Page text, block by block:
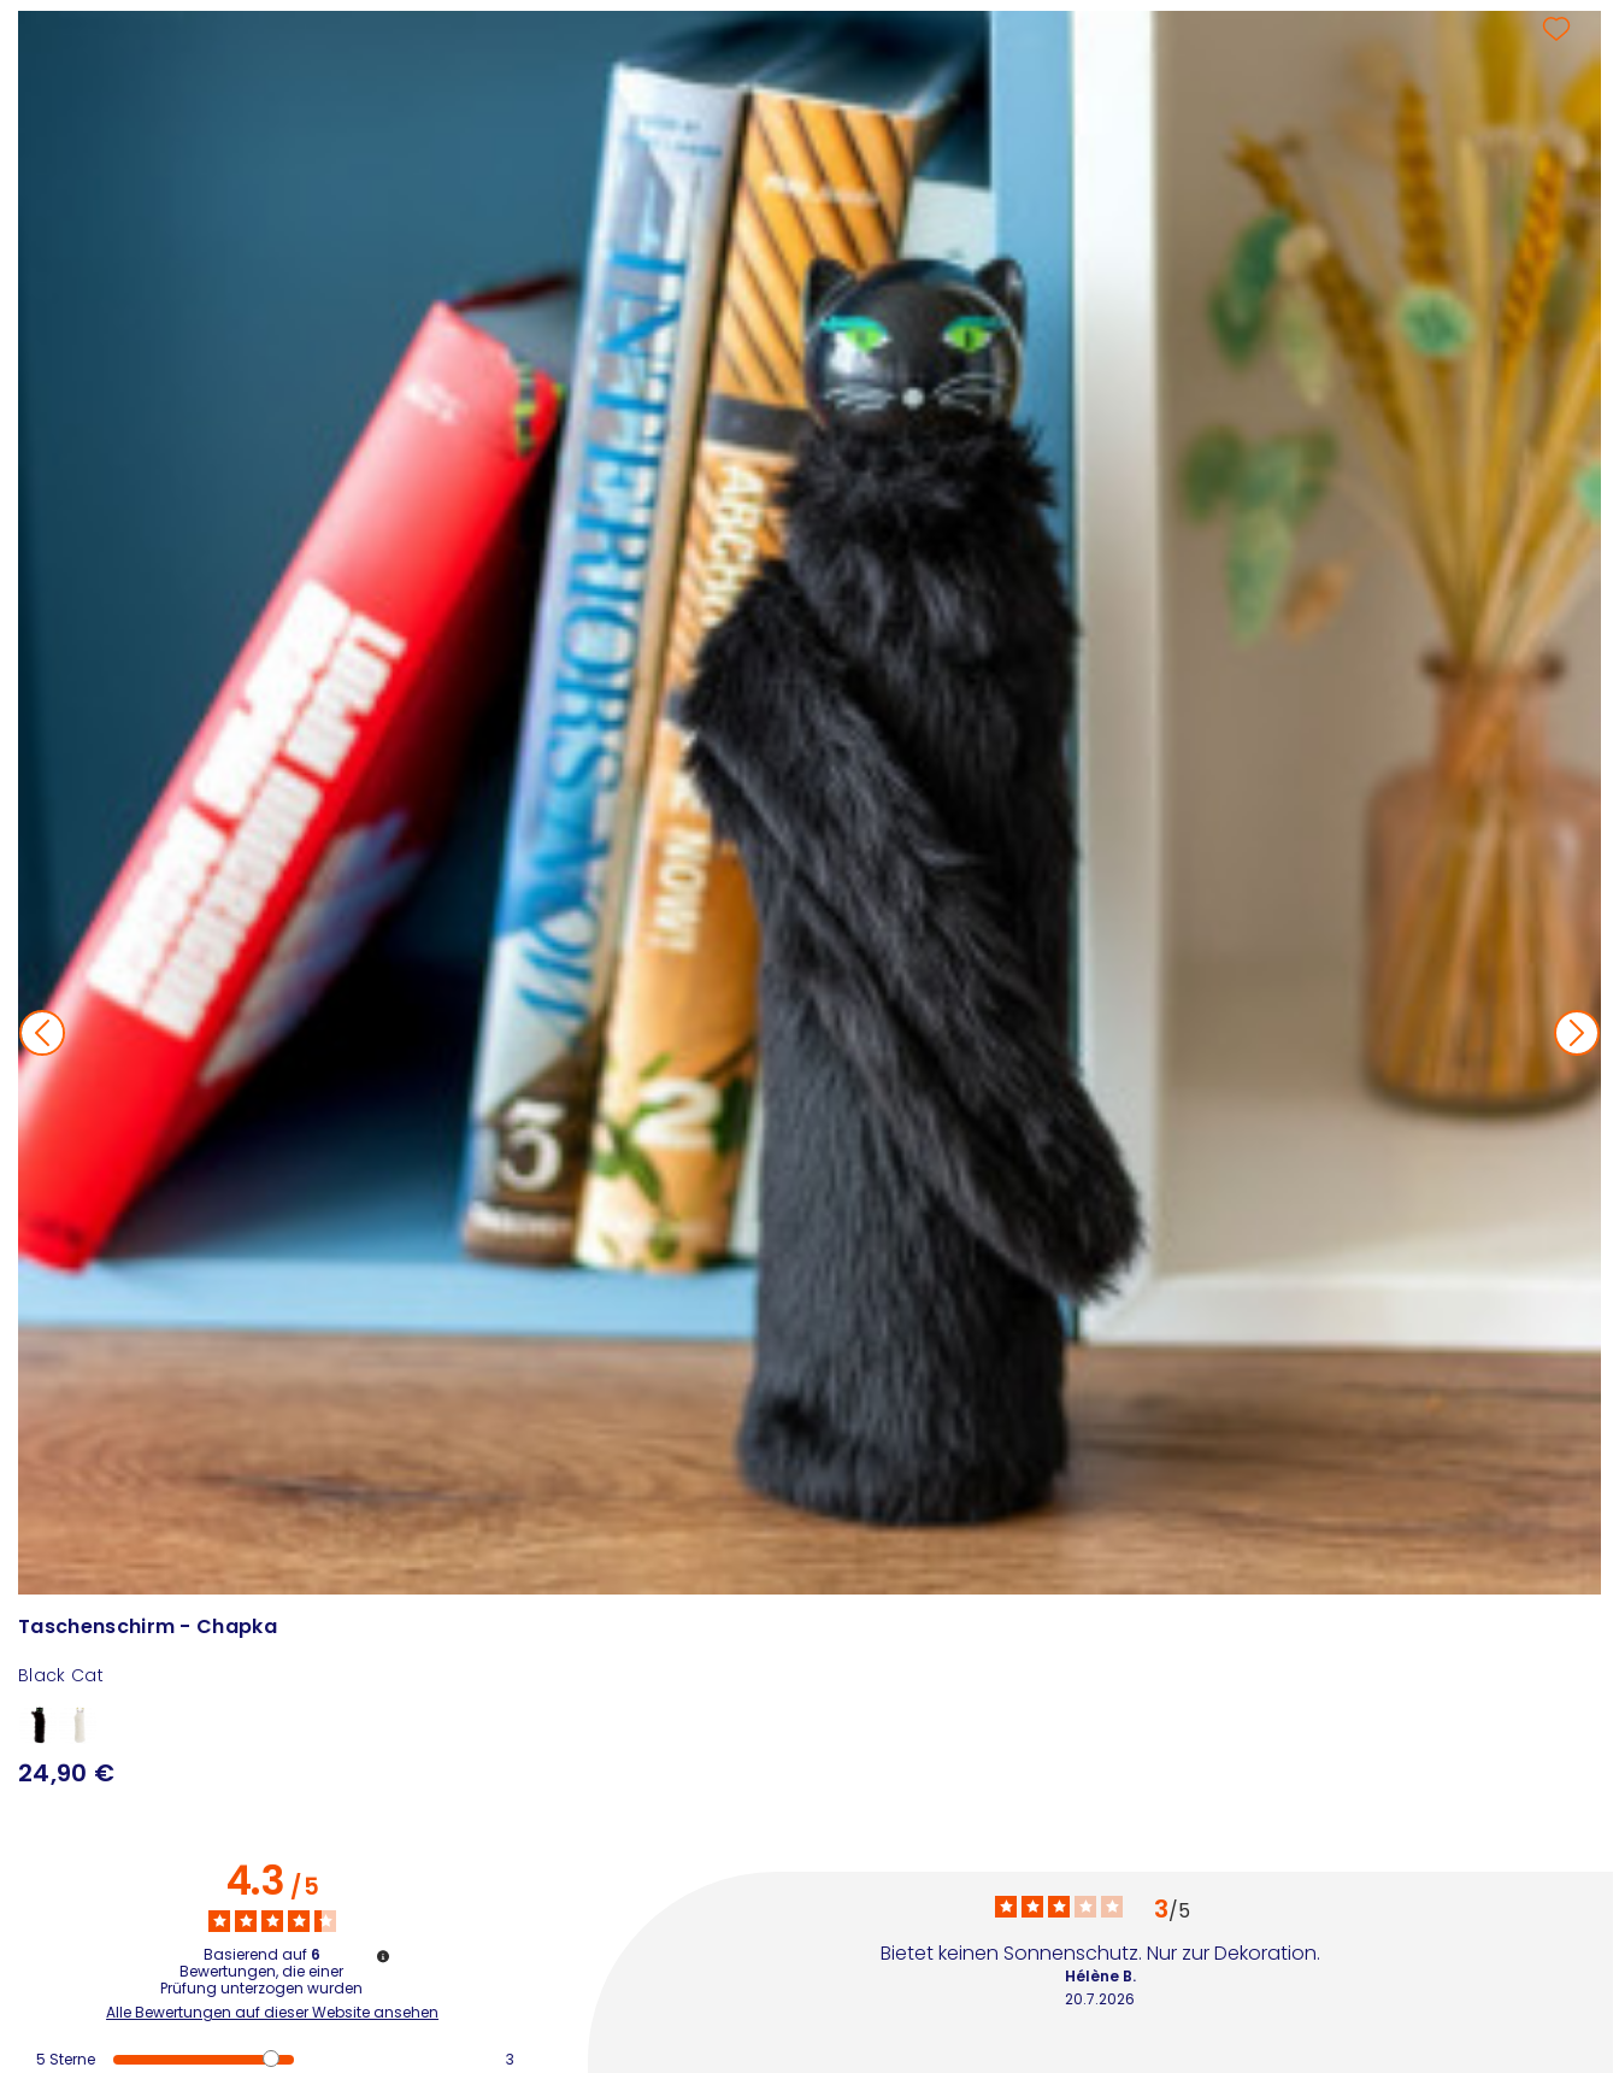
Taschenschirm - Chapka
Black Cat
24,90 €
4.3/5
Basierend auf 6
Bewertungen, die einer
Prüfung unterzogen wurden
Alle Bewertungen auf dieser Website ansehen
5 Sterne 3
3/5
Bietet keinen Sonnenschutz. Nur zur Dekoration.
20.7.2026
Hélène B.